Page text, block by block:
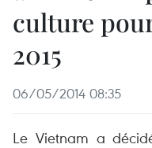
culture
2015
06/05/2014 08:35
Le Vietnam a